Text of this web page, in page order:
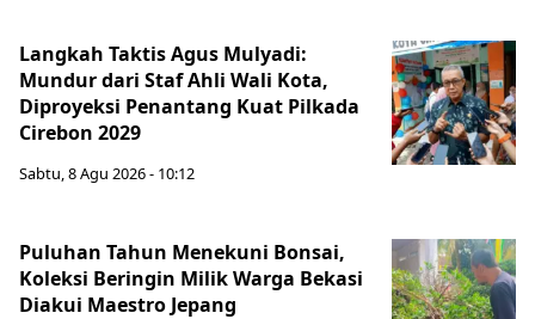
Langkah Taktis Agus Mulyadi:
Mundur dari Staf Ahli Wali Kota,
Diproyeksi Penantang Kuat Pilkada
Cirebon 2029
Sabtu, 8 Agu 2026 - 10:12
Puluhan Tahun Menekuni Bonsai,
Koleksi Beringin Milik Warga Bekasi
Diakui Maestro Jepang